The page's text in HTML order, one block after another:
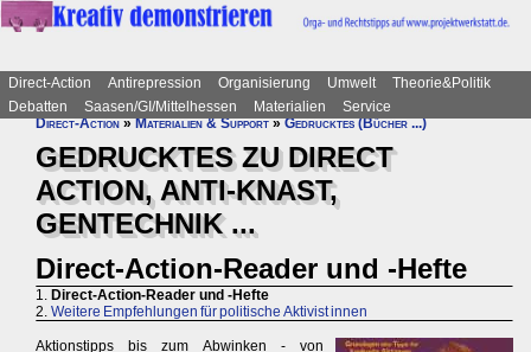
Direct-Action Antirepression Organisierung Umwelt
Theorie&Politik
Debatten
Saasen/GI/Mittelhessen Materialien
Service
Direct-Action»Materialien & Support»Gedrucktes (Bücher ...)
GEDRUCKTES ZU DIRECT
ACTION, ANTI-KNAST,
GENTECHNIK ...
Direct-Action-Reader und -Hefte
1. Direct-Action-Reader und -Hefte
2. Weitere Empfehlungen für politische Aktivist innen
Aktionstipps bis zum Abwinken - von